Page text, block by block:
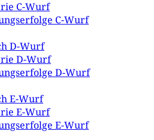
C-Wurf
C-Wurf
D-Wurf
D-Wurf
D-Wurf
E-Wurf
E-Wurf
E-Wurf